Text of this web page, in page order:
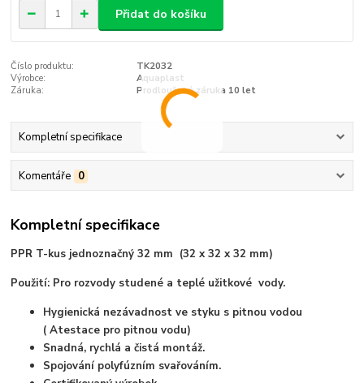
Přidat do košíku
Číslo produktu:
TK2032
Výrobce:
Aquaplast
Záruka:
Prodloužená záruka 10 let
Kompletní specifikace
Komentáře 0
Kompletní specifikace
PPR T-kus jednoznačný 32 mm (32 x 32 x 32 mm)
Použití: Pro rozvody studené a teplé užitkové vody.
Hygienická nezávadnost ve styku s pitnou vodou
( Atestace pro pitnou vodu)
Snadná, rychlá a čistá montáž.
Spojování polyfúzním svařováním.